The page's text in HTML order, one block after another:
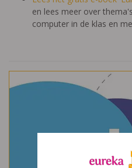
en lees meer over
computer in de klas en